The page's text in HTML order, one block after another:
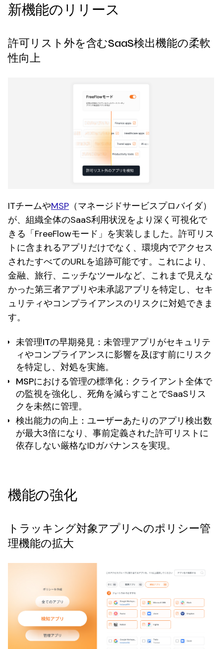
新機能のリリース
許可リスト外を含むSaaS検出機能の柔軟
性向上
ITチームやMSP （マネージドサービスプロバイダ）
が、組織全体のSaaS利用状況をより深く可視化で
きる「FreeFlowモード」を実装しました。許可リス
トに含まれるアプリだけでなく、環境内でアクセス
されたすべてのURLを追跡可能です。これにより、
金融、旅行、ニッチなツールなど、これまで見えな
かった第三者アプリや未承認アプリを特定し、セキ
ュリティやコンプライアンスのリスクに対処できま
す。
未管理ITの早期発見 ：未管理アプリがセキュリテ
ィやコンプライアンスに影響を及ぼす前にリスク
を特定し、対処を実施。
MSPにおける管理の標準化 ：クライアント全体で
の監視を強化し、死角を減らすことでSaaSリス
クを未然に管理。
検出能力の向上 ：ユーザーあたりのアプリ検出数
が最大3倍になり、事前定義された許可リストに
依存しない厳格なIDガバナンスを実現。
機能の強化
トラッキング対象アプリへのポリシー管
理機能の拡大